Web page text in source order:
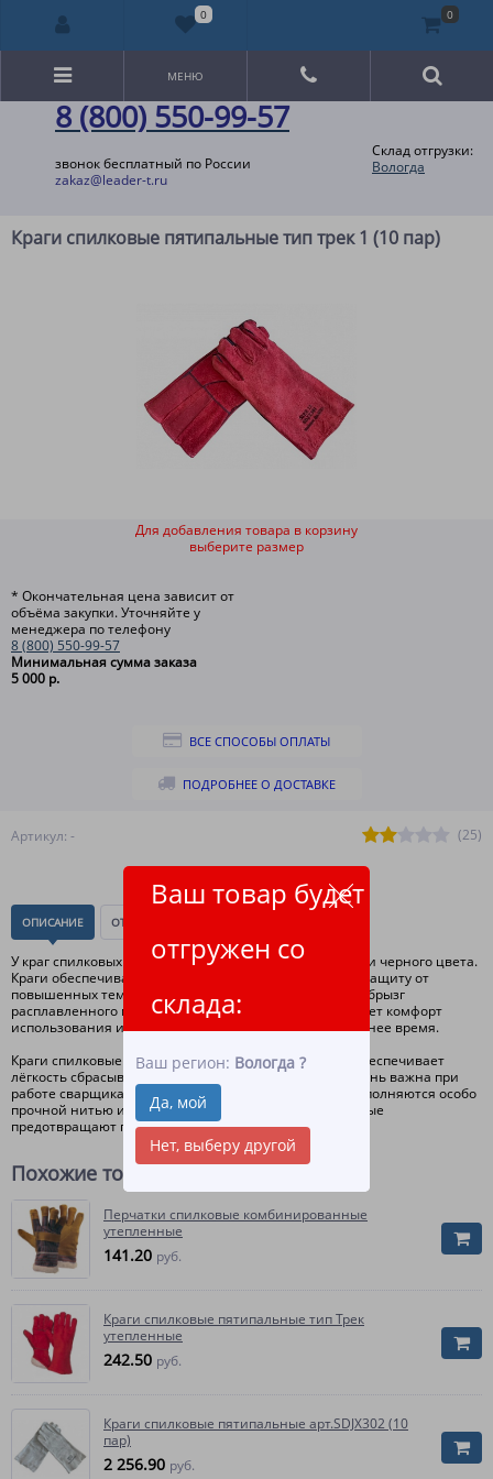
8 (800) 550-99-57
звонок бесплатный по России
zakaz@leader-t.ru
Склад отгрузки:
Вологда
Ваш товар будет
отгружен со
склада:
Ваш регион: Вологда ?
Да, мой
Нет, выберу другой
МЕНЮ
Краги спилковые пятипальные тип трек 1 (10 пар)
Артикул: - (25)
Для добавления товара в корзину
выберите размер
* Окончательная цена зависит от
объёма закупки. Уточняйте у
менеджера по телефону
8 (800) 550-99-57
Минимальная сумма заказа
5 000 р.
ВСЕ СПОСОБЫ ОПЛАТЫ
ПОДРОБНЕЕ О ДОСТАВКЕ
ОПИСАНИЕ ОТЗЫВЫ
У краг спилковых ТРЕК швы усилены вставками из кожи черного цвета.
Краги обеспечивают высокую механическую защиту, защиту от
повышенных температур - открытого пламени, искр и брызг
расплавленного металла. Наличие подкладки повышает комфорт
использования и позволяет использовать краги в зимнее время.
Краги спилковые ТРЕК имеют широкий раструб, что обеспечивает
лёгкость сбрасывания с руки. Данная особенность очень важна при
работе сварщика в зимней одежде. Швы на крагах выполняются особо
прочной нитью и закрыты вставками из спилка, которые
предотвращают прогорание ниток.
Похожие товары
Перчатки спилковые комбинированные
утепленные
141.20 руб.
Краги спилковые пятипальные тип Трек
утепленные
242.50 руб.
Краги спилковые пятипальные арт.SDJX302 (10
пар)
2 256.90 руб.
0 0